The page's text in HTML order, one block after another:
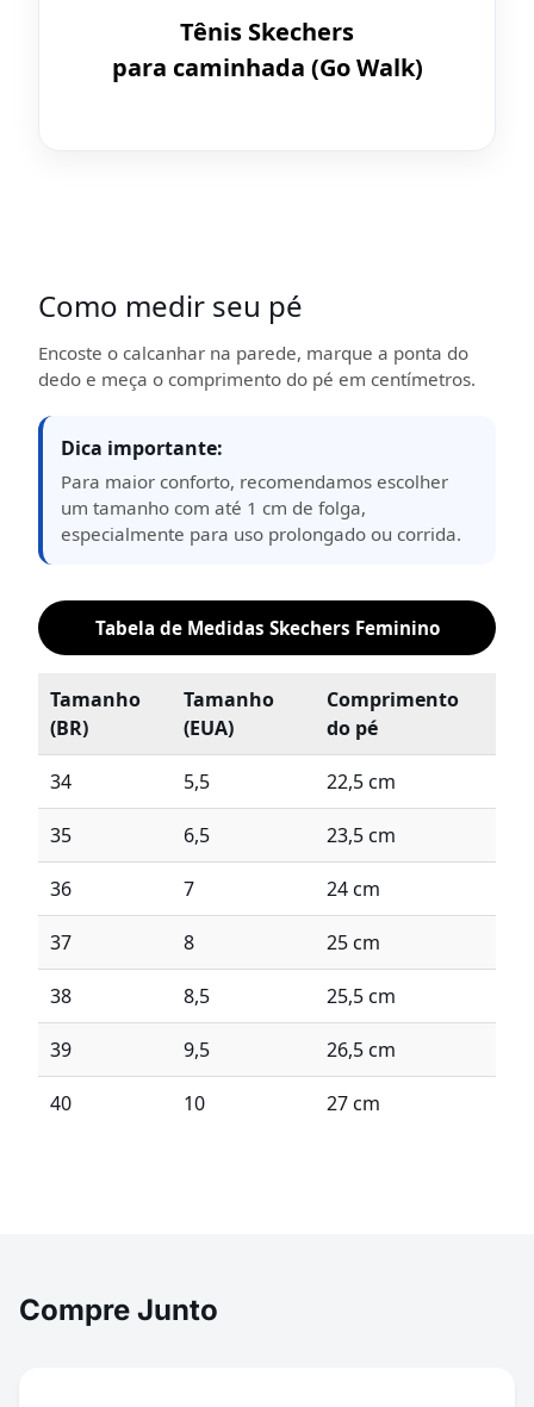
Tênis Skechers
para caminhada (Go Walk)
Como medir seu pé
Encoste o calcanhar na parede, marque a ponta do
dedo e meça o comprimento do pé em centímetros.
Dica importante:
Para maior conforto, recomendamos escolher
um tamanho com até 1 cm de folga,
especialmente para uso prolongado ou corrida.
Tabela de Medidas Skechers Feminino
Tamanho
(BR)
Tamanho
(EUA)
Comprimento
do pé
34 5,5 22,5 cm
35 6,5 23,5 cm
36 7 24 cm
37 8 25 cm
38 8,5 25,5 cm
39 9,5 26,5 cm
40 10 27 cm
Compre Junto